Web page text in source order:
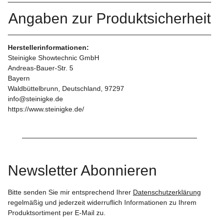
Angaben zur Produktsicherheit
Herstellerinformationen:
Steinigke Showtechnic GmbH
Andreas-Bauer-Str. 5
Bayern
Waldbüttelbrunn, Deutschland, 97297
info@steinigke.de
https://www.steinigke.de/
Newsletter Abonnieren
Bitte senden Sie mir entsprechend Ihrer Datenschutzerklärung
regelmäßig und jederzeit widerruflich Informationen zu Ihrem
Produktsortiment per E-Mail zu.